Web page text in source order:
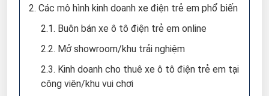
2. Các mô hình kinh doanh xe điện trẻ em phổ biến
2.1. Buôn bán xe ô tô điện trẻ em online
2.2. Mở showroom/khu trải nghiệm
2.3. Kinh doanh cho thuê xe ô tô điện trẻ em tại
công viên/khu vui chơi